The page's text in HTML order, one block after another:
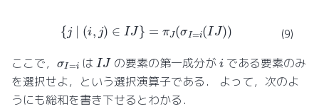
(9)
j∣( j)∈IJ }= πJ( σI =i(IJ
ここで， σI=i はIJ の要素の第一成分がiである要素のみ
を選択せよ，という選択演算子である． よって，次のよ
うにも総和を書き下せるとわかる．